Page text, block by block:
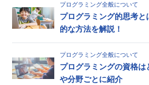
プログラミング全般について
プログラミング的思考
的な方法を解説！
プログラミング全般について
プログラミングの資格
や分野ごとに紹介